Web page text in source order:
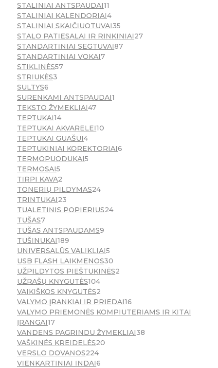
STALINIAI ANTSPAUDAI11
STALINIAI KALENDORIAI4
STALINIAI SKAIČIUOTUVAI35
STALO PATIESALAI IR RINKINIAI27
STANDARTINIAI SEGTUVAI87
STANDARTINIAI VOKAI7
STIKLINĖS57
STRIUKĖS3
SULTYS6
SURENKAMI ANTSPAUDAI1
TEKSTO ŽYMEKLIAI47
TEPTUKAI14
TEPTUKAI AKVARELEI10
TEPTUKAI GUAŠUI4
TEPTUKINIAI KOREKTORIAI6
TERMOPUODUKAI5
TERMOSAI5
TIRPI KAVA2
TONERIŲ PILDYMAS24
TRINTUKAI23
TUALETINIS POPIERIUS24
TUŠAS7
TUŠAS ANTSPAUDAMS9
TUŠINUKAI189
UNIVERSALŪS VALIKLIAI5
USB FLASH LAIKMENOS30
UŽPILDYTOS PIEŠTUKINĖS2
UŽRAŠŲ KNYGUTĖS104
VAIKIŠKOS KNYGUTĖS2
VALYMO ĮRANKIAI IR PRIEDAI16
VALYMO PRIEMONĖS KOMPIUTERIAMS IR KITAI
ĮRANGAI17
VANDENS PAGRINDU ŽYMEKLIAI38
VAŠKINĖS KREIDELĖS20
VERSLO DOVANOS224
VIENKARTINIAI INDAI6